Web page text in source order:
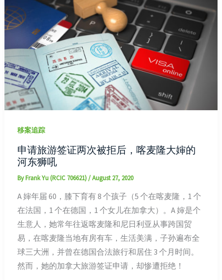
移案追踪
申请旅游签证两次被拒后，喀麦隆大婶的
河东狮吼
ByFrank Yu (RCIC 706621)/August 27, 2020
A 婶年届 60，膝下育有 8 个孩子（5 个在喀麦隆，1 个
在法国，1 个在德国，1 个女儿在加拿大）。A 婶是个
生意人，她常年往返喀麦隆和尼日利亚从事跨国贸
易，在喀麦隆当地有房有车，生活美满，子孙遍布全
球三大洲，并曾在德国合法旅行和居住 3 个月时间。
然而，她的加拿大旅游签证申请，却惨遭拒绝！